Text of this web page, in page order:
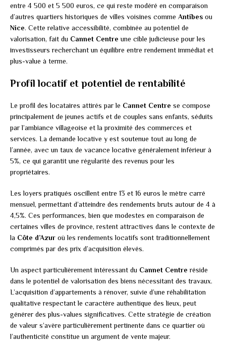
entre 4 500 et 5 500 euros, ce qui reste modéré en comparaison
d’autres quartiers historiques de villes voisines comme Antibes ou
Nice. Cette relative accessibilité, combinée au potentiel de
valorisation, fait du Cannet Centre une cible judicieuse pour les
investisseurs recherchant un équilibre entre rendement immédiat et
plus-value à terme.
Profil locatif et potentiel de rentabilité
Le profil des locataires attirés par le Cannet Centre se compose
principalement de jeunes actifs et de couples sans enfants, séduits
par l’ambiance villageoise et la proximité des commerces et
services. La demande locative y est soutenue tout au long de
l’année, avec un taux de vacance locative généralement inférieur à
5%, ce qui garantit une régularité des revenus pour les
propriétaires.
Les loyers pratiqués oscillent entre 13 et 16 euros le mètre carré
mensuel, permettant d’atteindre des rendements bruts autour de 4 à
4,5%. Ces performances, bien que modestes en comparaison de
certaines villes de province, restent attractives dans le contexte de
la Côte d’Azur où les rendements locatifs sont traditionnellement
comprimés par des prix d’acquisition élevés.
Un aspect particulièrement intéressant du Cannet Centre réside
dans le potentiel de valorisation des biens nécessitant des travaux.
L’acquisition d’appartements à rénover, suivie d’une réhabilitation
qualitative respectant le caractère authentique des lieux, peut
générer des plus-values significatives. Cette stratégie de création
de valeur s’avère particulièrement pertinente dans ce quartier où
l’authenticité constitue un argument de vente majeur.